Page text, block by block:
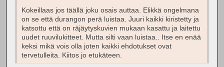
Kokeillaas jos täällä joku osais auttaa. Elikkä ongelmana
on se että durangon perä luistaa. Juuri kaikki kiristetty ja
katsottu että on räjäytyskuvien mukaan kasattu ja laitettu
uudet ruuvilukitteet. Mutta silti vaan luistaa.. Itse en enää
keksi mikä vois olla joten kaikki ehdotukset ovat
tervetulleita. Kiitos jo etukäteen.